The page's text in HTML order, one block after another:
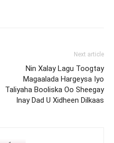
Next article
Nin Xalay Lagu Toogtay
Magaalada Hargeysa Iyo
Taliyaha Booliska Oo Sheegay
Inay Dad U Xidheen Dilkaas